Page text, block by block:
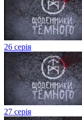
26 серія
27 серія